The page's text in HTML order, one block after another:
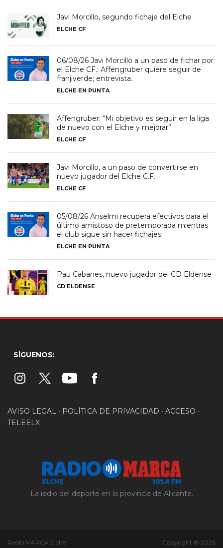
Javi Morcillo, segundo fichaje del Elche
ELCHE CF
06/08/26 Javi Morcillo a un paso de fichar por
el Elche CF.; Affengruber quiere seguir de
franjiverde; entrevista.
ELCHE EN PUNTA
Affengruber: “Mi objetivo es seguir en la liga
de nuevo con el Elche y mejorar”
ELCHE CF
Javi Morcillo, a un paso de convertirse en
nuevo jugador del Elche C.F.
ELCHE CF
05/08/26 Anselmi recupera efectivos para el
último amistoso de pretemporada mientras
el club sigue sin hacer fichajes.
ELCHE EN PUNTA
Pau Cabanes, nuevo jugador del CD Eldense
CD ELDENSE
SÍGUENOS:
AVISO LEGAL • POLÍTICA DE PRIVACIDAD • ACCESO •
TELEELX
La radio del deporte en la provincia de Alicante.
Radio MARCA Elche Copyright © 2026